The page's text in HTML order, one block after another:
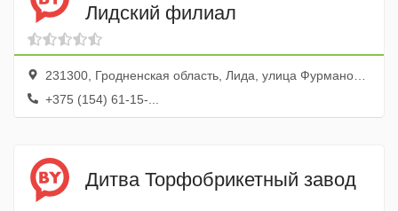
Лидский филиал
231300, Гродненская область, Лида, улица Фурманова, 58
+375 (154) 61-15-...
Дитва Торфобрикетный завод